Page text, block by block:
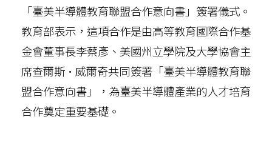
「臺美半導體教育聯盟合作意向書」簽署儀式。
教育部表示，這項合作是由高等教育國際合作基
金會董事長李蔡彥、美國州立學院及大學協會主
席查爾斯·威爾奇共同簽署「臺美半導體教育聯
盟合作意向書」，為臺美半導體產業的人才培育
合作奠定重要基礎。